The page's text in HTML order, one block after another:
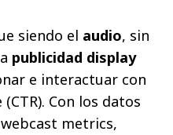
siendo el audio, sin
publicidad display
e interactuar con
Con los datos
metrics,